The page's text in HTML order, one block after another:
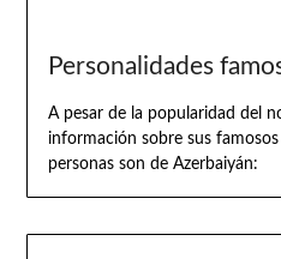
Personalidades
A pesar de la popularidad del
información sobre sus
personas son de Azerbaiyán: